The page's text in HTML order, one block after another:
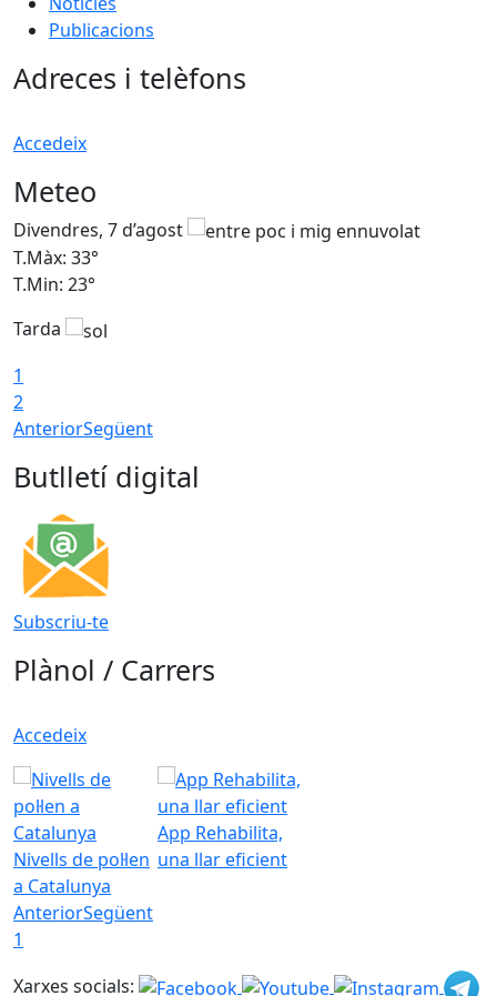
Publicacions
Adreces i telèfons
Accedeix
Meteo
Divendres, 7 d’agost
T.Màx: 33°
T.Min: 23°
Tarda
1
2
AnteriorSegüent
Butlletí digital
Subscriu-te
Plànol / Carrers
Accedeix
Nivells de pol·len
a Catalunya
App Rehabilita,
una llar eficient
AnteriorSegüent
1
Xarxes socials: